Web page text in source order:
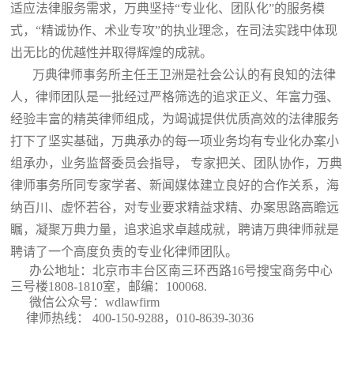
适应法律服务需求，万典坚持“专业化、团队化”的服务模
式，“精诚协作、术业专攻”的执业理念，在司法实践中体现
出无比的优越性并取得辉煌的成就。
万典律师事务所主任王卫洲是社会公认的有良知的法律
人，律师团队是一批经过严格筛选的追求正义、年富力强、
经验丰富的精英律师组成，为竭诚提供优质高效的法律服务
打下了坚实基础，万典承办的每一项业务均有专业化办案小
组承办，业务监督委员会指导， 专家把关、团队协作，万典
律师事务所同专家学者、新闻媒体建立良好的合作关系，海
纳百川、虚怀若谷，对专业要求精益求精、办案思路高瞻远
瞩，凝聚万典力量，追求追求卓越成就，聘请万典律师就是
聘请了一个高度负责的专业化律师团队。
办公地址：北京市丰台区南三环西路16号搜宝商务中心
三号楼1808-1810室 ，邮编：100068.
微信公众号：wdlawfirm
律师热线： 400-150-9288，010-8639-3036